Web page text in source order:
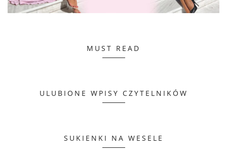
MUST READ
ULUBIONE WPISY CZYTELNIKÓW
SUKIENKI NA WESELE